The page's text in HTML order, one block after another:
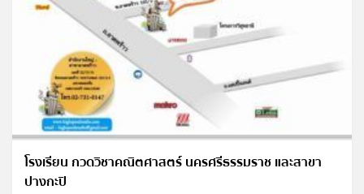
โรงเรียน กวดวิชาคณิตศาสตร์ นครศรีธรรมราช และสาขา
ปางกะปิ